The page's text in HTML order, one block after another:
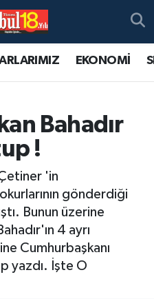
EKONOMİ
Bahadır
!
'in
gönderdiği
Bunun üzerine
4 ayrı
Cumhurbaşkanı
yazdı. İşte O